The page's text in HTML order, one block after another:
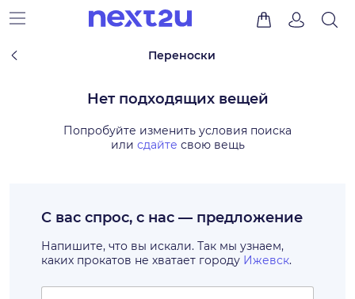
Переноски
Нет подходящих вещей
Попробуйте изменить условия поиска
или сдайте свою вещь
С вас спрос, с нас — предложение
Напишите, что вы искали. Так мы узнаем,
каких прокатов не хватает городу Ижевск.